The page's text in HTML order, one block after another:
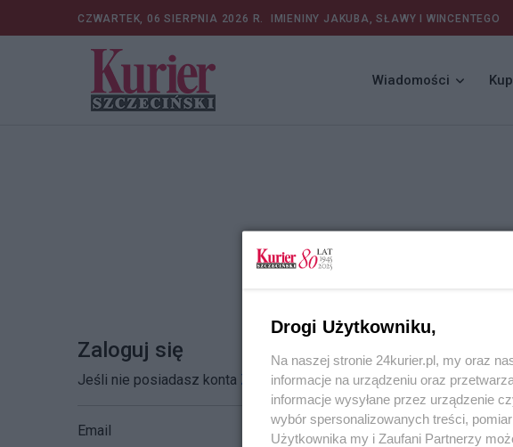
CZWARTEK, 06 SIERPNIA 2026 R. IMIENINY JAKUBA, SŁAWY I WINCENTEGO
Wiadomości
Zaloguj się
Jeśli nie posiadasz konta Zarejestruj się
Email
Drogi Użytkowniku,
Na naszej stronie 24kurier.pl, my oraz
informacje na urządzeniu oraz
informacje wysyłane przez urządzenie
wybór spersonalizowanych treści,
Użytkownika my i Zaufani Partnerzy